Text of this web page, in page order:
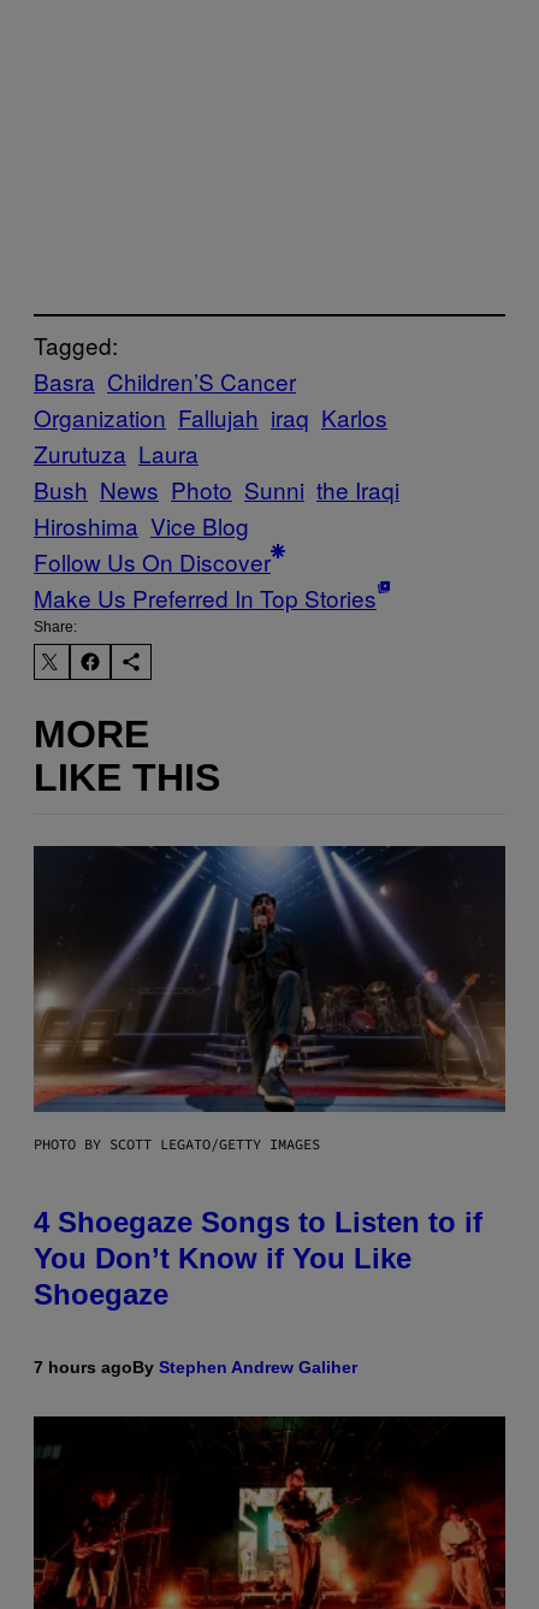
Tagged:
Basra Children’S Cancer
Organization Fallujah iraq Karlos
Zurutuza Laura
Bush News Photo Sunni the Iraqi
Hiroshima Vice Blog
Follow Us On Discover
Make Us Preferred In Top Stories
Share:
MORE
LIKE THIS
PHOTO BY SCOTT LEGATO/GETTY IMAGES
4 Shoegaze Songs to Listen to if
You Don’t Know if You Like
Shoegaze
7 hours agoBy Stephen Andrew Galiher